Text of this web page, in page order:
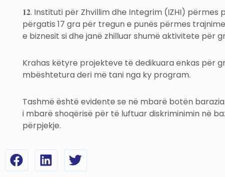
𝟏𝟐. Instituti për Zhvillim dhe Integrim (IZHI)
përgatis 17 gra për tregun e punës përmes
e biznesit si dhe janë zhilluar shumë aktivitete për
Krahas këtyre projekteve të dedikuara enkas për
mbështetura deri më tani nga ky program.
Tashmë është evidente se në mbarë botën
i mbarë shoqërisë për të luftuar diskriminimin në
përpjekje.